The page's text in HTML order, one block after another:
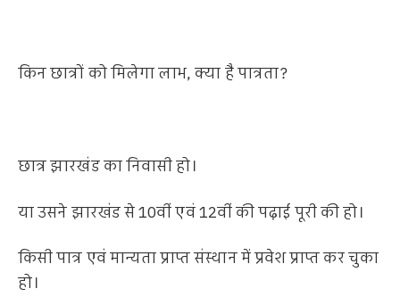
किन छात्रों को मिलेगा लाभ, क्या है पात्रता?
छात्र झारखंड का निवासी हो।
या उसने झारखंड से 10वीं एवं 12वीं की पढ़ाई पूरी की हो।
किसी पात्र एवं मान्यता प्राप्त संस्थान में प्रवेश प्राप्त कर चुका
हो।